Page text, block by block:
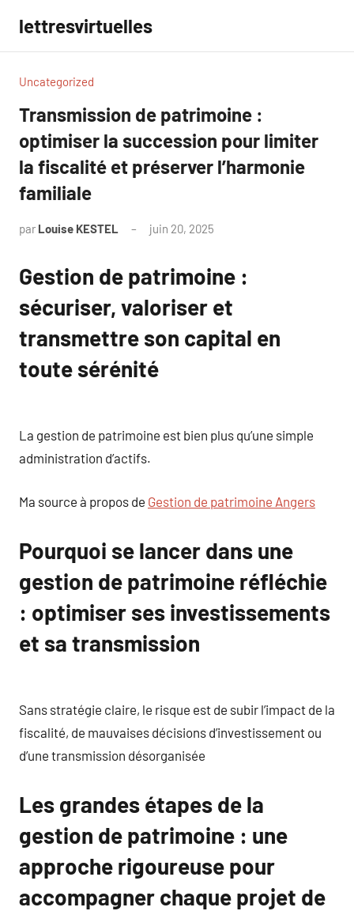
contenu
lettresvirtuelles
Uncategorized
Transmission de patrimoine :
optimiser la succession pour limiter
la fiscalité et préserver l’harmonie
familiale
par Louise KESTEL juin 20, 2025
Gestion de patrimoine :
sécuriser, valoriser et
transmettre son capital en
toute sérénité
La gestion de patrimoine est bien plus qu’une simple
administration d’actifs.
Ma source à propos de Gestion de patrimoine Angers
Pourquoi se lancer dans une
gestion de patrimoine réfléchie
: optimiser ses investissements
et sa transmission
Sans stratégie claire, le risque est de subir l’impact de la
fiscalité, de mauvaises décisions d’investissement ou
d’une transmission désorganisée
Les grandes étapes de la
gestion de patrimoine : une
approche rigoureuse pour
accompagner chaque projet de